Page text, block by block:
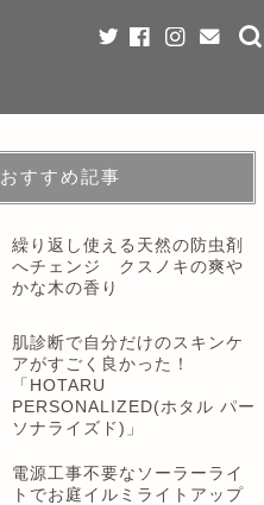
おすすめ記事
繰り返し使える天然の防虫剤
へチェンジ クスノキの爽や
かな木の香り
肌診断で自分だけのスキンケ
アがすごく良かった！
「HOTARU
PERSONALIZED(ホタル パー
ソナライズド)」
電源工事不要なソーラーライ
トでお庭イルミライトアップ